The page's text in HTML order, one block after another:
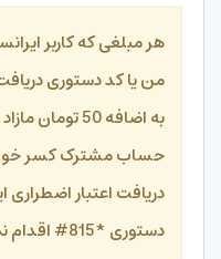
هر مبلغی که کاربر
من یا کد دستوری
به اضافه 50
حساب مشترک کسر
دریافت اعتبار اضطراری
دستوری *815# اقدام نمایند.